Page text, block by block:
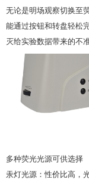
无论是明场观察切换至
能通过按钮和转盘轻松
灭给实验数据带来的不
多种荧光光源可供选择
汞灯光源：性价比高，